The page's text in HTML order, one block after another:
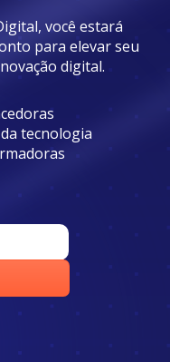
você estará
para elevar seu
digital.
tecnologia